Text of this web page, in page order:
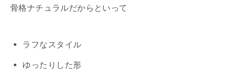
骨格ナチュラルだからといって
ラフなスタイル
ゆったりした形